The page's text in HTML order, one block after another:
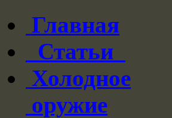
Главная
Статьи
Холодное
оружие